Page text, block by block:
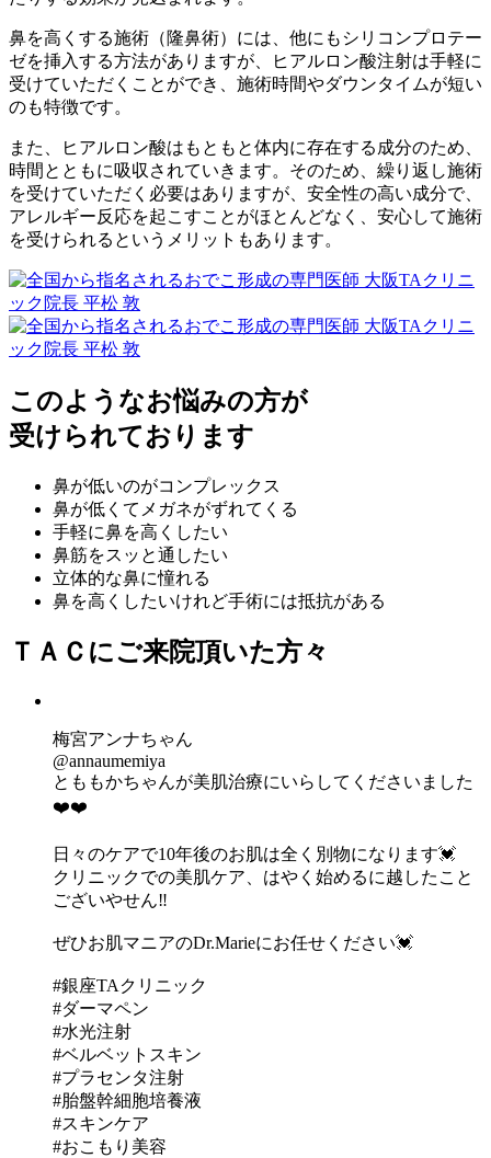
鼻を高くする施術（隆鼻術）には、他にもシリコンプロテー
ゼを挿入する方法がありますが、ヒアルロン酸注射は手軽に
受けていただくことができ、 施術時間やダウンタイムが短い
のも特徴です。
また、ヒアルロン酸はもともと体内に存在する成分のため、
時間とともに吸収されていきます。そのため、繰り返し施術
を受けていただく必要はありますが、安全性の高い成分で、
アレルギー反応を起こすことがほとんどなく、 安心して施術
を受けられる というメリットもあります。
このようなお悩みの方が
受けられております
鼻が低いのがコンプレックス
鼻が低くて メガネがずれてくる
手軽に鼻を高くしたい
鼻筋をスッと通したい
立体的な鼻に憧れる
鼻を高くしたいけれど手術には抵抗がある
ＴＡＣにご来院頂いた方々
梅宮アンナちゃん
@annaumemiya
とももかちゃんが美肌治療にいらしてくださいました
❤️❤️
日々のケアで10年後のお肌は全く別物になります💓
クリニックでの美肌ケア、はやく始めるに越したこと
ございやせん‼️
ぜひお肌マニアのDr.Marieにお任せください💓
#銀座TAクリニック
#ダーマペン
#水光注射
#ベルベットスキン
#プラセンタ注射
#胎盤幹細胞培養液
#スキンケア
#おこもり美容